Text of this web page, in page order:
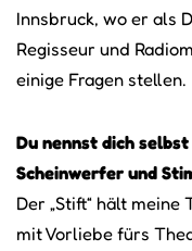
Innsbruck, wo er als
Regisseur und
einige Fragen stellen.
Du nennst dich
Scheinwerfer und
Der „Stift“ hält
mit Vorliebe fürs